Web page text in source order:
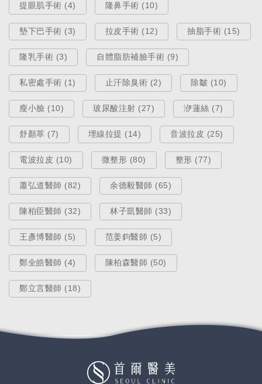
醫療新知
對抗老化除了臉，還有脖子，最強
消除頸紋（脖紋）秘招！
Dec 19, 2019
【HD微創內視鏡拉皮手術】讓你猜
提眼肌手術 (4) 隆鼻手術 (10)
墊下巴手術 (3) 拉皮手術 (12) 抽脂手術 (15)
隆乳手術 (3) 自體脂肪補臉手術 (9)
私密處手術 (1) 止汗除臭術 (2) 除皺 (10)
瘦小臉 (10) 玻尿酸注射 (27) 洢蓮絲 (7)
舒顏萃 (7) 埋線拉提 (14) 音波拉皮 (25)
電波拉皮 (10) 微整形 (80) 整形 (77)
蕭弘道醫師 (82) 余德毅醫師 (65)
陳柏臣醫師 (32) 林子凱醫師 (33)
王彥博醫師 (5) 范姜鈞醫師 (5)
鄭全皓醫師 (4) 陳柏森醫師 (50)
鄭立言醫師 (18)